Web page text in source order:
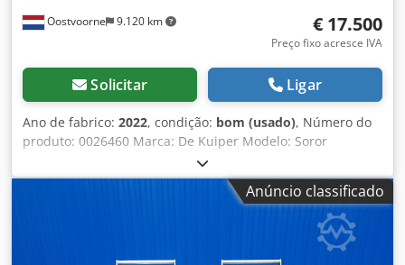
Oostvoorne 9.120 km € 17.500
Preço fixo acresce IVA
Solicitar Ligar
Ano de fabrico: 2022, condição: bom (usado), Número do
produto: 0026460 Marca: De Kuiper Modelo: Soror
Categoria do produto: Fritadeiras Comprimento: 2700 mm
Largura: 920 mm Altura: 1800 mm Tensão de ligação (V):
400 Chjdpfxezbmptj Ai Sea Potência (W): 47150 Ano de
fabricação: 2022 Equipado com sistema de filtragem de
gordura. Equipado com 3 cubas (1x ORE440 e 2x ORE540) e
bandeja de escorrimento.
Anúncio classificado